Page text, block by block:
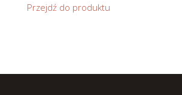
Przejdź do produktu